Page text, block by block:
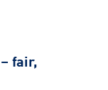
fair,